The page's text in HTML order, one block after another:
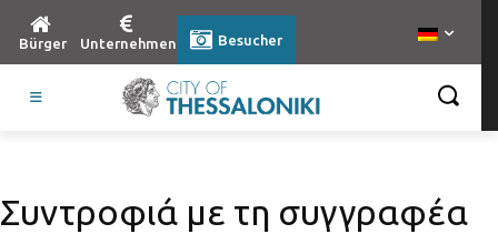
Bürger Unternehmen Besucher
Συντροφιά με τη συγγραφέα